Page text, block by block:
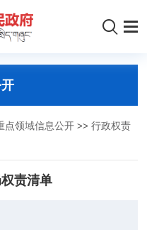
点领域信息公开 >>行政权责
责清单